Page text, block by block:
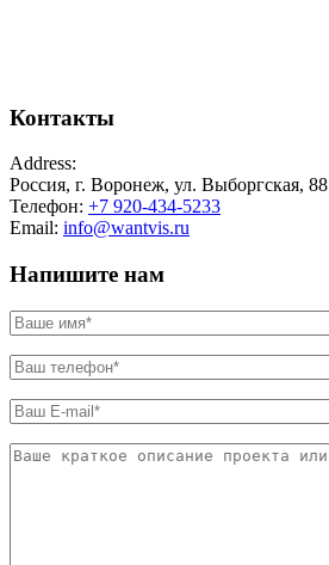
Контакты
Address:
Россия, г. Воронеж, ул. Выборгская, 88
Телефон: +7 920-434-5233
Email: info@wantvis.ru
Напишите нам